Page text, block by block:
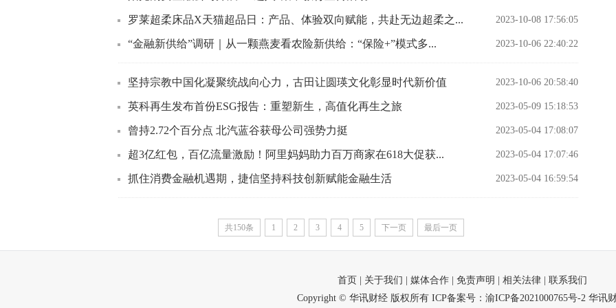
罗莱超柔床品X天猫超品日：产品、体验双向赋能，共赴无边超柔之... 2023-10-08 17:56:05
“金融新供给”调研｜从一颗燕麦看农险新供给：“保险+”模式多... 2023-10-06 22:40:22
坚持宗教中国化凝聚统战向心力，古田让圆瑛文化彰显时代新价值 2023-10-06 20:58:40
英科再生发布首份ESG报告：重塑新生，高值化再生之旅 2023-05-09 15:18:53
曾持2.72个百分点 北汽蓝谷获母公司强势力挺 2023-05-04 17:08:07
超3亿红包，百亿流量激励！阿里妈妈助力百万商家在618大促获... 2023-05-04 17:07:46
抓住消费金融机遇期，捷信坚持科技创新赋能金融生活 2023-05-04 16:59:54
共150条 1 2 3 4 5 下一页 最后一页
首页 | 关于我们 | 媒体合作 | 免责声明 | 相关法律
| 联系我们
Copyright © 华讯财经 版权所有 ICP备案号：渝ICP备2021000765号-2 华讯